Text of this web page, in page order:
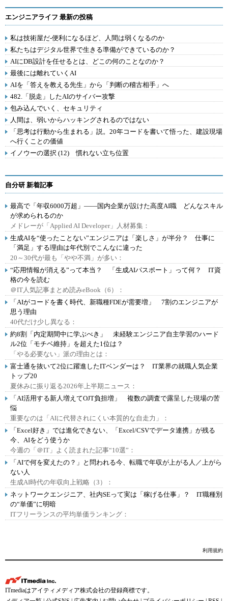
エンジニアライフ 最新の投稿
私は技術屋だ-便利になるほど、人間は弱くなるのか
私たちはデジタル世界で生きる準備ができているのか？
AIにDB設計を任せるとは、どこの何のことなのか？
最後には離れていくAI
AIを「答えを教える先生」から「判断の稽古相手」へ
482.「脱走」したAIのサイバー攻撃
包み込んでいく、セキュリティ
人間は、弱いからハッキングされるのではない
「思考は行動から生まれる」説。20年コードを書いて悟った、建設現場
へ行くことの価値
イノウーの選択 (12) 慣れない立ち位置
自分研 新着記事
最高で「年収6000万超」――国内企業が設けた高度AI職 どんなスキル
が求められるのか
メドレーが「Applied AI Developer」人材募集：
生成AIを“使ったことない”エンジニアは「楽しさ」が半分？ 仕事に
「満足」する理由は年代別でこんなに違った
20～30代が最も「やや不満」が多い：
“応用情報が消える”って本当？ 「生成AIパスポート」って何？ IT資
格の今を読む
＠IT人気記事まとめ読みeBook（6）：
「AIがコードを書く時代、新職種FDEが需要増」 7割のエンジニアが
思う理由
40代だけ少し異なる：
約8割「内定期間中に学ぶべき」 未経験エンジニア自主学習のハード
ル2位「モチベ維持」を超えた1位は？
「やる必要ない」派の理由とは：
富士通を抜いて2位に躍進したITベンダーは？ IT業界の就職人気企業
トップ20
夏休みに振り返る2026年上半期ニュース：
「AI活用する新人増えてOJT負担増」 複数の調査で露呈した現場の苦
悩
重要なのは「AIに代替されにくい本質的な自走力」：
「Excel好き」では進化できない、「Excel/CSVでデータ連携」が残る
今、AIをどう使うか
今週の「＠IT」よく読まれた記事“10選”：
「AIで何を変えたの？」と問われる今、転職で年収が上がる人／上がら
ない人
生成AI時代の年収向上戦略（3）：
ネットワークエンジニア、社内SEって実は「稼げる仕事」？ IT職種別
の“単価”に明暗
ITフリーランスの平均単価ランキング：
利用規約
ITmediaはアイティメディア株式会社の登録商標です。